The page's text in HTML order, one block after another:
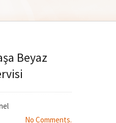
Beyaz
No Comments.